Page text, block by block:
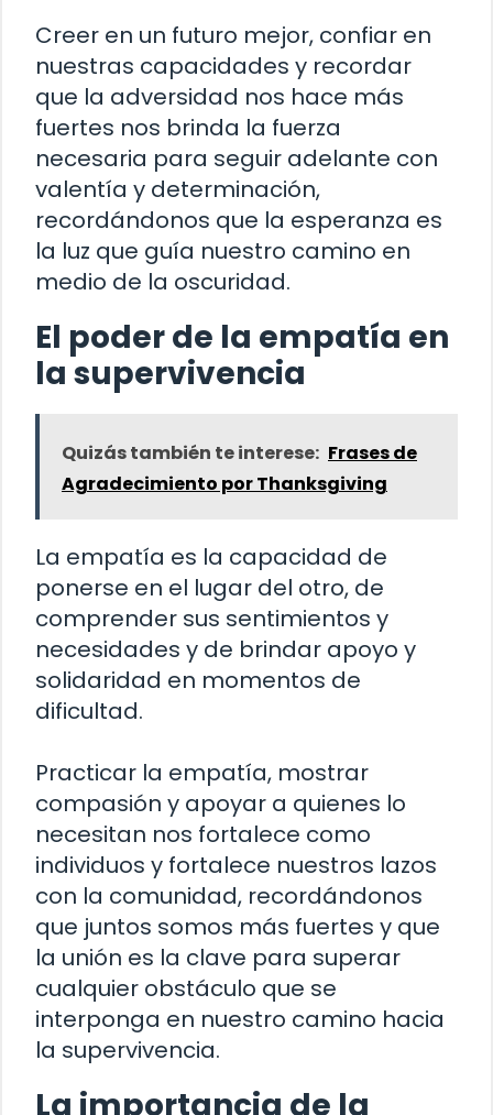
Creer en un futuro mejor, confiar en
nuestras capacidades y recordar
que la adversidad nos hace más
fuertes nos brinda la fuerza
necesaria para seguir adelante con
valentía y determinación,
recordándonos que la esperanza es
la luz que guía nuestro camino en
medio de la oscuridad.
El poder de la empatía en
la supervivencia
Quizás también te interese: Frases de
Agradecimiento por Thanksgiving
La empatía es la capacidad de
ponerse en el lugar del otro, de
comprender sus sentimientos y
necesidades y de brindar apoyo y
solidaridad en momentos de
dificultad.
Practicar la empatía, mostrar
compasión y apoyar a quienes lo
necesitan nos fortalece como
individuos y fortalece nuestros lazos
con la comunidad, recordándonos
que juntos somos más fuertes y que
la unión es la clave para superar
cualquier obstáculo que se
interponga en nuestro camino hacia
la supervivencia.
La importancia de la